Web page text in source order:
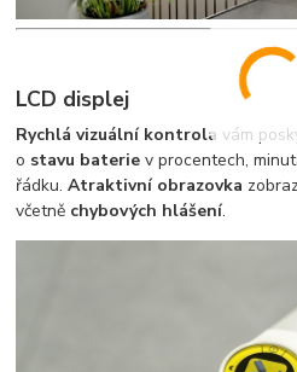
LCD displej
Rychlá vizuální kontrola vám
o stavu baterie v procentech,
řádku.Atraktivní obrazovka
včetně chybových hlášení.